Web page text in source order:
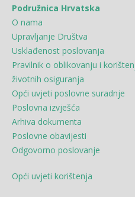
Podružnica Hrvatska
O nama
Upravljanje Društva
Usklađenost poslovanja
Pravilnik o oblikovanju i
životnih osiguranja
Opći uvjeti poslovne suradnje
Poslovna izvješća
Arhiva dokumenta
Poslovne obavijesti
Odgovorno poslovanje
Opći uvjeti korištenja